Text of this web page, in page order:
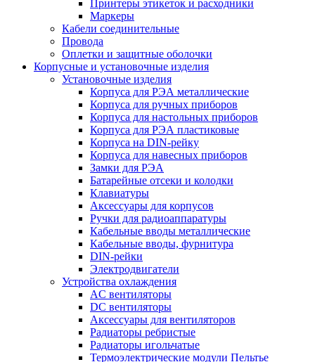
Принтеры этикеток и расходники
Маркеры
Кабели соединительные
Провода
Оплетки и защитные оболочки
Корпусные и установочные изделия
Установочные изделия
Корпуса для РЭА металлические
Корпуса для ручных приборов
Корпуса для настольных приборов
Корпуса для РЭА пластиковые
Корпуса на DIN-рейку
Корпуса для навесных приборов
Замки для РЭА
Батарейные отсеки и колодки
Клавиатуры
Аксессуары для корпусов
Ручки для радиоаппаратуры
Кабельные вводы металлические
Кабельные вводы, фурнитура
DIN-рейки
Электродвигатели
Устройства охлаждения
AC вентиляторы
DC вентиляторы
Аксессуары для вентиляторов
Радиаторы ребристые
Радиаторы игольчатые
Термоэлектрические модули Пельтье